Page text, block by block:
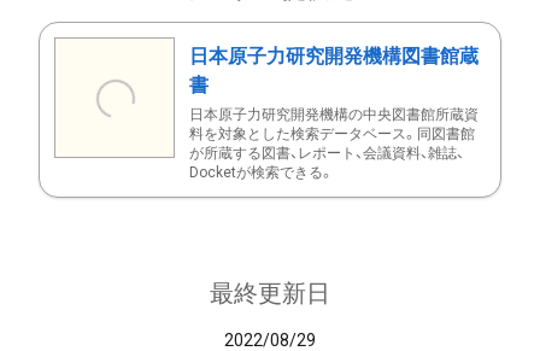
日本原子力研究開発機構図書館蔵
書
日本原子力研究開発機構の中央図書館所蔵資
料を対象とした検索データベース。同図書館
が所蔵する図書、レポート、会議資料、雑誌、
Docketが検索できる。
最終更新日
2022/08/29